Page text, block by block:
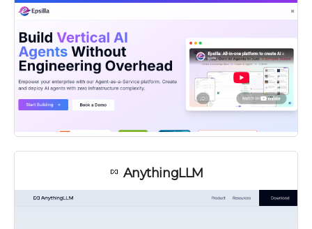
AnythingLLM